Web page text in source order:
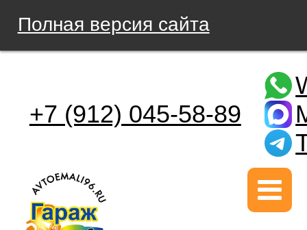
Полная версия сайта
+7 (912) 045-58-89